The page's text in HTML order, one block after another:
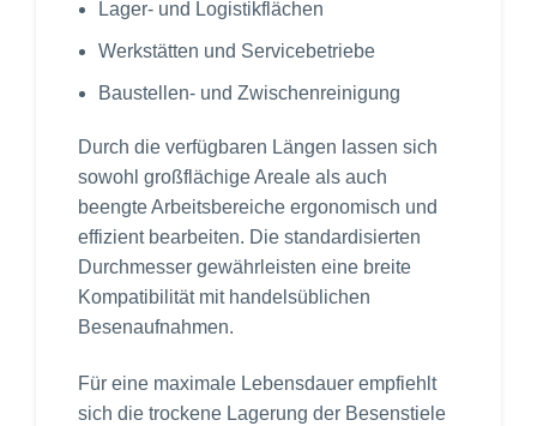
Lager- und Logistikflächen
Werkstätten und Servicebetriebe
Baustellen- und Zwischenreinigung
Durch die verfügbaren Längen lassen sich
sowohl großflächige Areale als auch
beengte Arbeitsbereiche ergonomisch und
effizient bearbeiten. Die standardisierten
Durchmesser gewährleisten eine breite
Kompatibilität mit handelsüblichen
Besenaufnahmen.
Für eine maximale Lebensdauer empfiehlt
sich die trockene Lagerung der Besenstiele